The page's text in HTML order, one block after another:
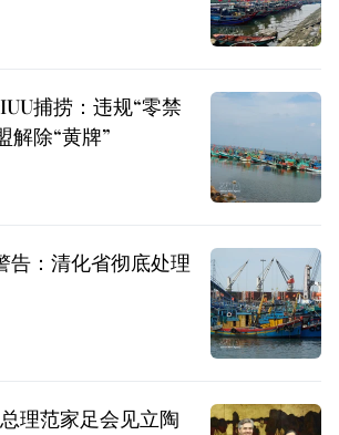
捕捞：违规“零禁
解除“黄牌”
告：清化省彻底处理
理范家足会见立陶